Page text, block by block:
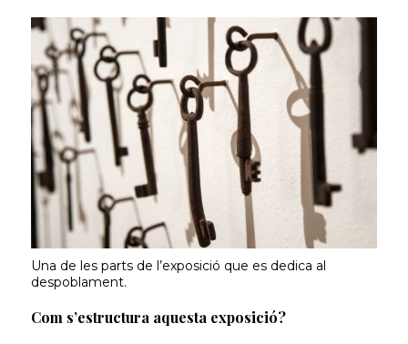
Una de les parts de l’exposició que es dedica al
despoblament.
Com s’estructura aquesta exposició?